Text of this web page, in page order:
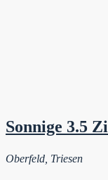
Sonnige 3.5
Oberfeld, Triesen